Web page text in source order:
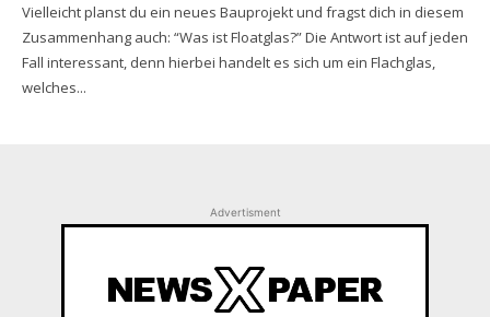
Vielleicht planst du ein neues Bauprojekt und fragst dich in diesem
Zusammenhang auch: “Was ist Floatglas?” Die Antwort ist auf jeden
Fall interessant, denn hierbei handelt es sich um ein Flachglas,
welches...
Advertisment